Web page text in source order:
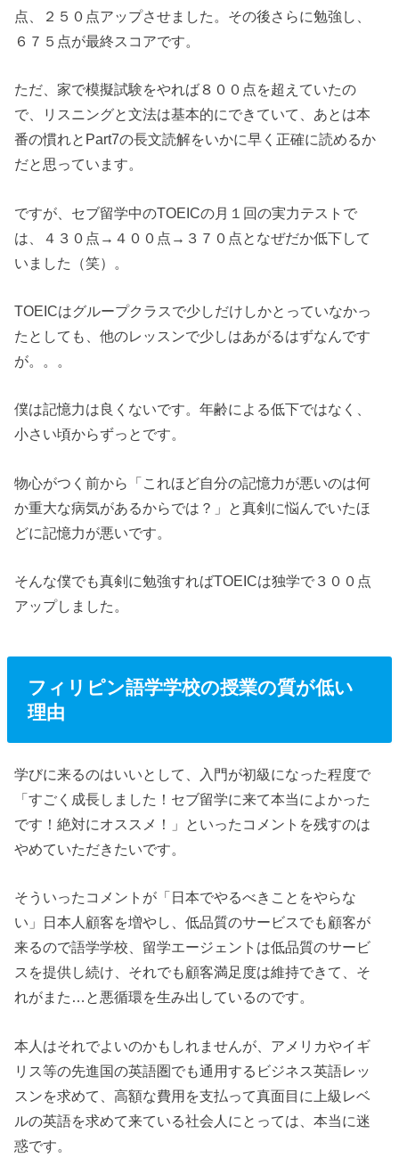
点、２５０点アップさせました。その後さらに勉強し、
６７５点が最終スコアです。
ただ、家で模擬試験をやれば８００点を超えていたの
で、リスニングと文法は基本的にできていて、あとは本
番の慣れとPart7の長文読解をいかに早く正確に読めるか
だと思っています。
ですが、 セブ留学中のTOEICの月１回の実力テストで
は、４３０点→４００点→３７０点となぜだか低下して
いました（笑）。
TOEICはグループクラスで少しだけしかとっていなかっ
たとしても、他のレッスンで少しはあがるはずなんです
が。。。
僕は記憶力は良くないです。年齢による低下ではなく、
小さい頃からずっとです。
物心がつく前から「これほど自分の記憶力が悪いのは何
か重大な病気があるからでは？」と真剣に悩んでいたほ
どに記憶力が悪いです。
そんな僕でも真剣に勉強すればTOEICは独学で３００点
アップしました。
フィリピン語学学校の授業の質が低い
理由
学びに来るのはいいとして、
入門が初級になった程度で
「すごく成長しました！セブ留学に来て本当によかった
です！絶対にオススメ！」といったコメントを残すのは
やめていただきたいです。
そういったコメントが「日本でやるべきことをやらな
い」日本人顧客を増やし、低品質のサービスでも顧客が
来るので語学学校、留学エージェントは低品質のサービ
スを提供し続け、それでも顧客満足度は維持できて、そ
れがまた…と悪循環を生み出しているのです。
本人はそれでよいのかもしれませんが、アメリカやイギ
リス等の先進国の英語圏でも通用するビジネス英語レッ
スンを求めて、高額な費用を支払って真面目に上級レベ
ルの英語を求めて来ている社会人にとっては、本当に迷
惑です。